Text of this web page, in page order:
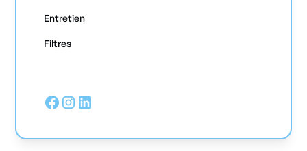
Entretien
Filtres